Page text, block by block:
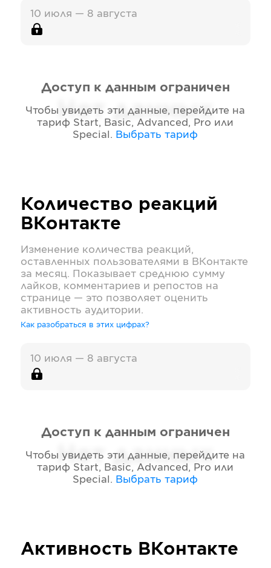
10 июля — 8 августа
Нет данных
Доступ к данным ограничен
Чтобы увидеть эти данные, перейдите на
тариф Start, Basic, Advanced, Pro или
Special . Выбрать тариф
Количество реакций
ВКонтакте
Изменение количества реакций,
оставленных пользователями в ВКонтакте
за месяц. Показывает среднюю сумму
лайков, комментариев и репостов на
странице — это позволяет оценить
активность аудитории.
Как разобраться в этих цифрах?
10 июля — 8 августа
Нет данных
Доступ к данным ограничен
Чтобы увидеть эти данные, перейдите на
тариф Start, Basic, Advanced, Pro или
Special . Выбрать тариф
Активность ВКонтакте